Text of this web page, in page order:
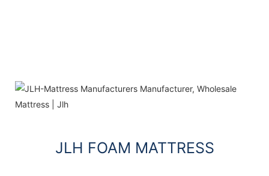
JLH FOAM MATTRESS